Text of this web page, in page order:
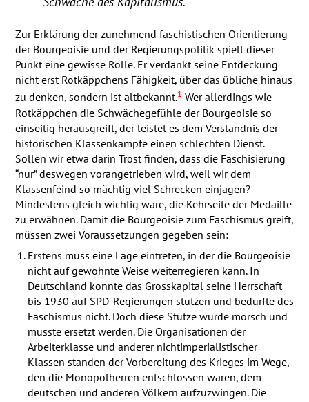
Zur Erklärung der zunehmend faschistischen Orientierung
der Bourgeoisie und der Regierungspolitik spielt dieser
Punkt eine gewisse Rolle. Er verdankt seine Entdeckung
nicht erst Rotkäppchens Fähigkeit, über das übliche hinaus
zu denken, sondern ist altbekannt.1 Wer allerdings wie
Rotkäppchen die Schwächegefühle der Bourgeoisie so
einseitig herausgreift, der leistet es dem Verständnis der
historischen Klassenkämpfe einen schlechten Dienst.
Sollen wir etwa darin Trost finden, dass die Faschisierung
“nur” deswegen vorangetrieben wird, weil wir dem
Klassenfeind so mächtig viel Schrecken einjagen?
Mindestens gleich wichtig wäre, die Kehrseite der Medaille
zu erwähnen. Damit die Bourgeoisie zum Faschismus greift,
müssen zwei Voraussetzungen gegeben sein:
Erstens muss eine Lage eintreten, in der die Bourgeoisie
nicht auf gewohnte Weise weiterregieren kann. In
Deutschland konnte das Grosskapital seine Herrschaft
bis 1930 auf SPD-Regierungen stützen und bedurfte des
Faschismus nicht. Doch diese Stütze wurde morsch und
musste ersetzt werden. Die Organisationen der
Arbeiterklasse und anderer nichtimperialistischer
Klassen standen der Vorbereitung des Krieges im Wege,
den die Monopolherren entschlossen waren, dem
deutschen und anderen Völkern aufzuzwingen. Die